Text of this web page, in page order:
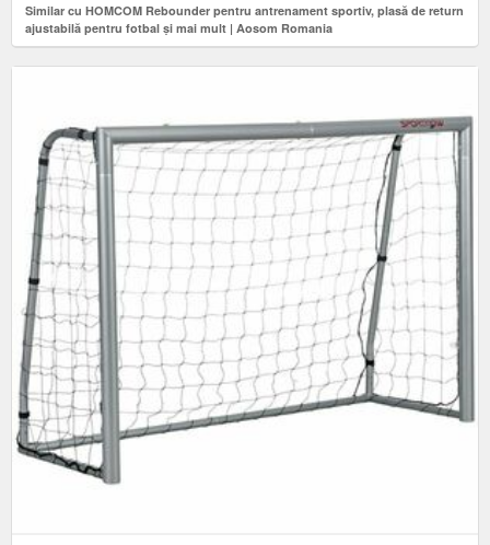
Similar cu HOMCOM Rebounder pentru antrenament sportiv, plasă de return
ajustabilă pentru fotbal și mai mult | Aosom Romania